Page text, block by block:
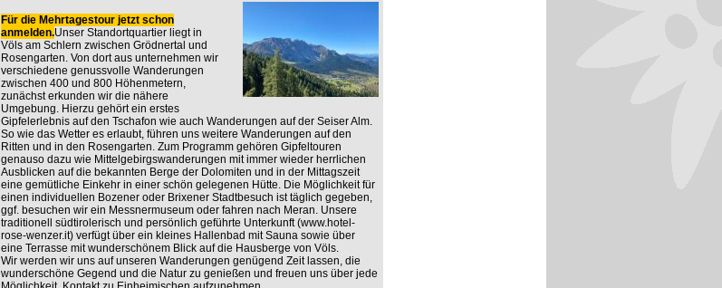
Für die Mehrtagestour jetzt schon
anmelden.Unser Standortquartier liegt in
Völs am Schlern zwischen Grödnertal und
Rosengarten. Von dort aus unternehmen wir
verschiedene genussvolle Wanderungen
zwischen 400 und 800 Höhenmetern,
zunächst erkunden wir die nähere
Umgebung. Hierzu gehört ein erstes
Gipfelerlebnis auf den Tschafon wie auch Wanderungen auf der Seiser Alm.
So wie das Wetter es erlaubt, führen uns weitere Wanderungen auf den
Ritten und in den Rosengarten. Zum Programm gehören Gipfeltouren
genauso dazu wie Mittelgebirgswanderungen mit immer wieder herrlichen
Ausblicken auf die bekannten Berge der Dolomiten und in der Mittagszeit
eine gemütliche Einkehr in einer schön gelegenen Hütte. Die Möglichkeit für
einen individuellen Bozener oder Brixener Stadtbesuch ist täglich gegeben,
ggf. besuchen wir ein Messnermuseum oder fahren nach Meran. Unsere
traditionell südtirolerisch und persönlich geführte Unterkunft (www.hotel-
rose-wenzer.it) verfügt über ein kleines Hallenbad mit Sauna sowie über
eine Terrasse mit wunderschönem Blick auf die Hausberge von Völs.
Wir werden wir uns auf unseren Wanderungen genügend Zeit lassen, die
wunderschöne Gegend und die Natur zu genießen und freuen uns über jede